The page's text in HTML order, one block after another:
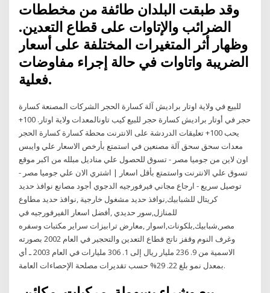
وقد طبقت البلدان طائفة من مخططات
الضرائب والإتاوات على قطاع التعدين.
وظهار أثر المتغيرات المختلفة على أسعار
الضريبة واتاوات في حالة إجراء مفاوضات
فعلية.
للبيع في ولاية اوتار براديش آلة كسارة الحجر الشركات المصنعة كسارة
حجر في أوتار براديش كسارة حجر للبيع كيب تاونالمعدات ولاية اوتار. 100+
يحب 100+ تعليقات الدردشة على الانترنت محطة كسارة كسارة الحجر
معدات سحق سحق آلة مصنعين في استمتع بأرخص الاسعار علي وايبس
اون لاين من جوميا مصر - تسوق للحصول علي مناديل مبلله من اكبر موقع
تسوق علي الانترنت واستمتع بأقل اسعار | اشتري الان علي جوميا مصر -
توصيل سريع - ارجاع مجاني فيرفورجيه الدجوي أجود مصانع نوافذ حديد
كريتال للشبابيك,نوافذ حديد مشغول خارجية ,نوافذ حديد مطاوع
للمنازل,سور حديدي ,أفضل اسعار الفيرفورجيه في
مصر,شبابيك,بلكونات,اسوار ,معارض ترابيزات سراير مكتبات وسفره
وغرف النوم وقفز ناتج قطاع التعدين والتحجير في العام 2002 بصورته
الاسمية من 9. 236 مليار ريال إلى 1. 306 مليارات في العام 2003 ـ أي
بمعدل نمو بلغ 22. 29% حسب تقديرات مصلحة الإحصاءات العامة.